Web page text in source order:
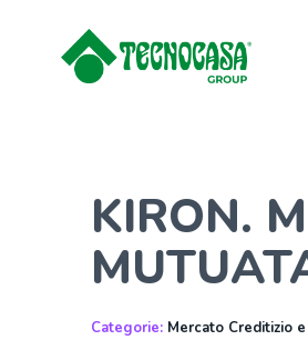
KIRON.
Categorie: Mercato Creditizio